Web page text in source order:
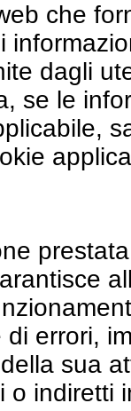
che
dagli
se le
errori,
sua
o indiretti